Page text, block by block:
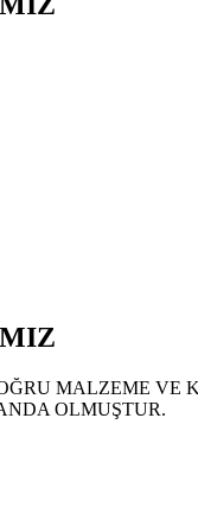
MALZEME
OLMUŞTUR.